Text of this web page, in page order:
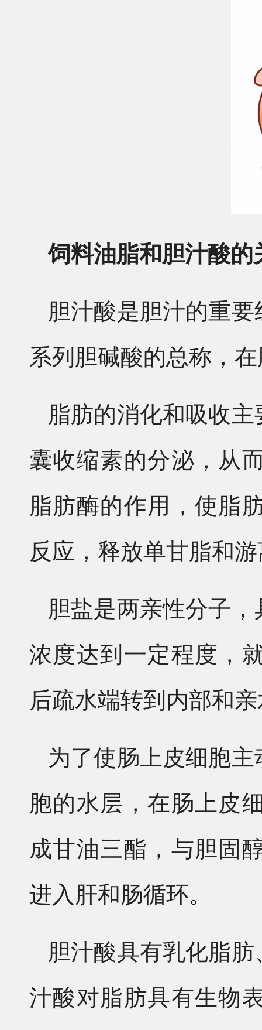
饲料油脂和胆汁酸的
胆汁酸是胆汁的重
系列胆碱酸的总称，
脂肪的消化和吸收
囊收缩素的分泌，从
脂肪酶的作用，使脂
反应，释放单甘脂和
胆盐是两亲性分子
浓度达到一定程度，
后疏水端转到内部和
为了使肠上皮细胞
胞的水层，在肠上皮
成甘油三酯，与胆固
进入肝和肠循环。
胆汁酸具有乳化脂
汁酸对脂肪具有生物